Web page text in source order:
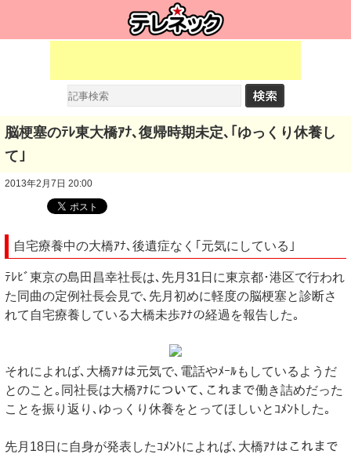
脳梗塞のﾃﾚ東大橋ｱﾅ､復帰時期未定､｢ゆっくり休養し
て｣
2013年2月7日 20:00
自宅療養中の大橋ｱﾅ､後遺症なく｢元気にしている｣
ﾃﾚﾋﾞ東京の島田昌幸社長は､先月31日に東京都･港区で行われ
た同曲の定例社長会見で､先月初めに軽度の脳梗塞と診断さ
れて自宅療養している大橋未歩ｱﾅの経過を報告した｡
それによれば､大橋ｱﾅは元気で､電話やﾒｰﾙもしているようだ
とのこと｡同社長は大橋ｱﾅについて､これまで働き詰めだった
ことを振り返り､ゆっくり休養をとってほしいとｺﾒﾝﾄした｡
先月18日に自身が発表したｺﾒﾝﾄによれば､大橋ｱﾅはこれまで